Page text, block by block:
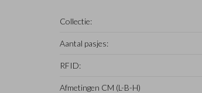
Collectie:
Aantal pasjes:
RFID:
Afmetingen CM (L-B-H)